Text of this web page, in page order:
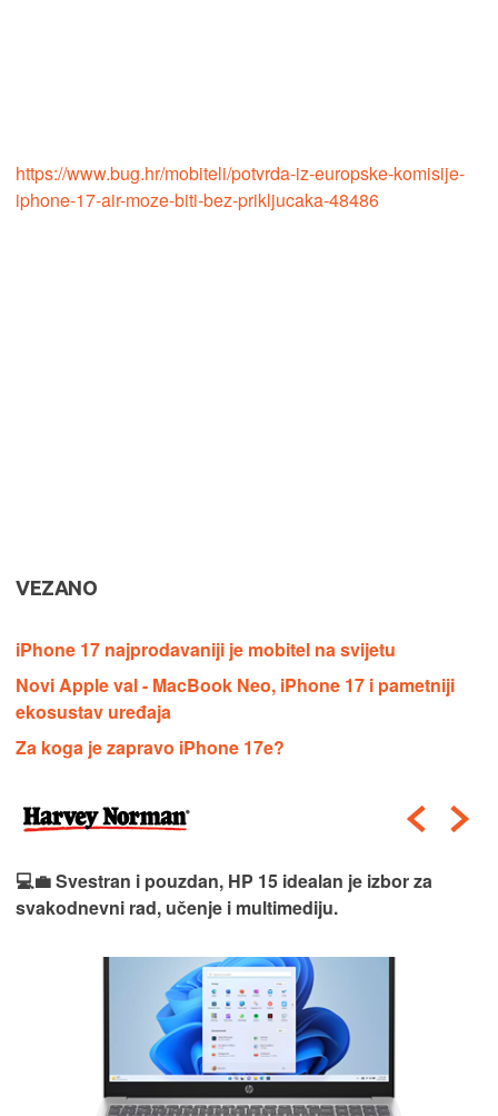
https://www.bug.hr/mobiteli/potvrda-iz-europske-komisije-
iphone-17-air-moze-biti-bez-prikljucaka-48486
VEZANO
iPhone 17 najprodavaniji je mobitel na svijetu
Novi Apple val - MacBook Neo, iPhone 17 i pametniji
ekosustav uređaja
Za koga je zapravo iPhone 17e?
💻💼 Svestran i pouzdan, HP 15 idealan je izbor za
svakodnevni rad, učenje i multimediju.